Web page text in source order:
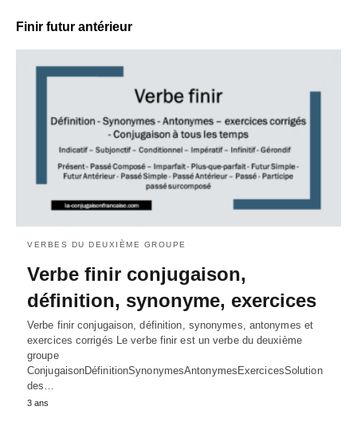
Finir futur antérieur
VERBES DU DEUXIÈME GROUPE
Verbe finir conjugaison,
définition, synonyme, exercices
Verbe finir conjugaison, définition, synonymes, antonymes et
exercices corrigés Le verbe finir est un verbe du deuxième
groupe
ConjugaisonDéfinitionSynonymesAntonymesExercicesSolution
des…
3 ans